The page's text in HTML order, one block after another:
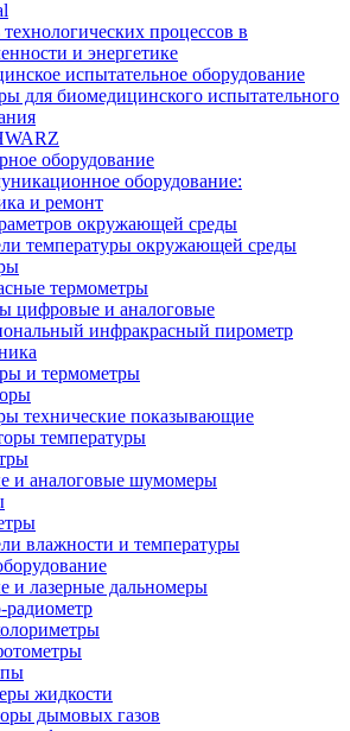
процессов в
и энергетике
испытательное оборудование
для биомедицинского испытательного
оборудование
оборудование:
и ремонт
окружающей среды
температуры окружающей среды
термометры
цифровые и аналоговые
инфракрасный пирометр
и термометры
технические показывающие
температуры
и аналоговые шумомеры
влажности и температуры
и лазерные дальномеры
радиометр
жидкости
дымовых газов